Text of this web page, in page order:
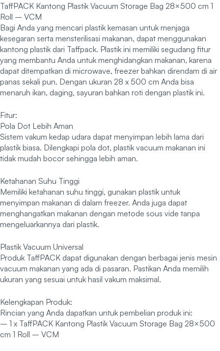
TaffPACK Kantong Plastik Vacuum Storage Bag 28×500 cm 1
Roll – VCM
Bagi Anda yang mencari plastik kemasan untuk menjaga
kesegaran serta mensterilisasi makanan, dapat menggunakan
kantong plastik dari Taffpack. Plastik ini memiliki segudang fitur
yang membantu Anda untuk menghidangkan makanan, karena
dapat ditempatkan di microwave, freezer bahkan direndam di air
panas sekali pun. Dengan ukuran 28 x 500 cm Anda bisa
menaruh ikan, daging, sayuran bahkan roti dengan plastik ini.
Fitur:
Pola Dot Lebih Aman
Sistem vakum kedap udara dapat menyimpan lebih lama dari
plastik biasa. Dilengkapi pola dot, plastik vacuum makanan ini
tidak mudah bocor sehingga lebih aman.
Ketahanan Suhu Tinggi
Memiliki ketahanan suhu tinggi, gunakan plastik untuk
menyimpan makanan di dalam freezer. Anda juga dapat
menghangatkan makanan dengan metode sous vide tanpa
mengeluarkannya dari plastik.
Plastik Vacuum Universal
Produk TaffPACK dapat digunakan dengan berbagai jenis mesin
vacuum makanan yang ada di pasaran. Pastikan Anda memilih
ukuran yang sesuai untuk hasil vakum maksimal.
Kelengkapan Produk:
Rincian yang Anda dapatkan untuk pembelian produk ini:
– 1 x TaffPACK Kantong Plastik Vacuum Storage Bag 28×500
cm 1 Roll – VCM